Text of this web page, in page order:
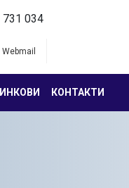
Webmail
731 034
КОНТАКТИ